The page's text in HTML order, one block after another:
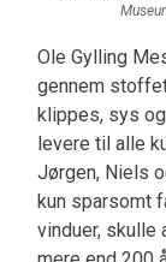
Ole Gylling
gennem
klippes, sys
levere til alle
Jørgen, Niels
kun sparsomt
vinduer,